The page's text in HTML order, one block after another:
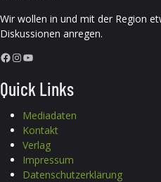
Wir wollen in und mit der Region
Diskussionen anregen.
Facebook InstagramYouTube
Quick Links
Mediadaten
Kontakt
Verlag
Impressum
Datenschutzerklärung